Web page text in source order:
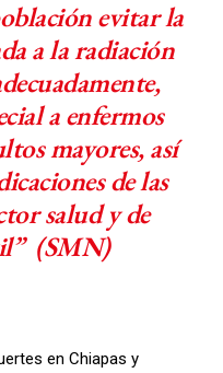
evitar la
a la radiación
a enfermos
mayores, así
de las
salud y de
(SMN)
en Chiapas y